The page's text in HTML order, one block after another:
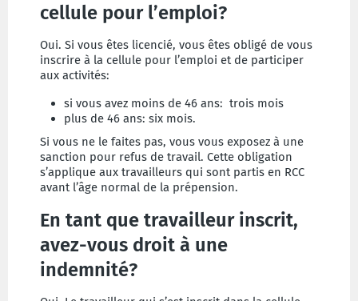
cellule pour l’emploi?
Oui. Si vous êtes licencié, vous êtes obligé de vous
inscrire à la cellule pour l’emploi et de participer
aux activités:
si vous avez moins de 46 ans: trois mois
plus de 46 ans: six mois.
Si vous ne le faites pas, vous vous exposez à une
sanction pour refus de travail. Cette obligation
s’applique aux travailleurs qui sont partis en RCC
avant l’âge normal de la prépension.
En tant que travailleur inscrit,
avez-vous droit à une
indemnité?